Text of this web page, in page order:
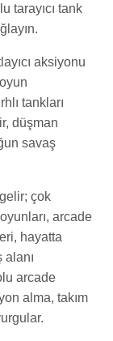
tarayıcı tank
aksiyonu
tankları
düşman
savaş
çok
arcade
hayatta
alanı
arcade
alma, takım